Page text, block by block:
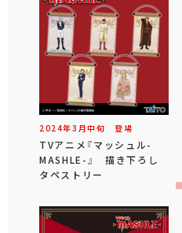
2024年3 月中旬 登場
TVアニメ『マッシュル-
MASHLE-』 描き下ろし
タペストリー